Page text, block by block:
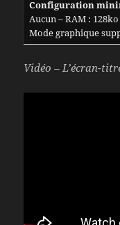
Configuration
Aucun – RAM : 128ko
Mode graphique
Vidéo – L’écran-